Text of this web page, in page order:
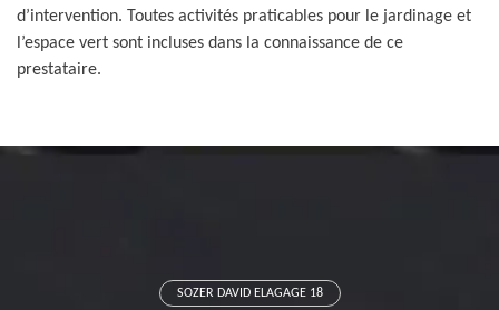
d’intervention. Toutes activités praticables pour le jardinage et
l’espace vert sont incluses dans la connaissance de ce
prestataire.
SOZER DAVID ELAGAGE 18